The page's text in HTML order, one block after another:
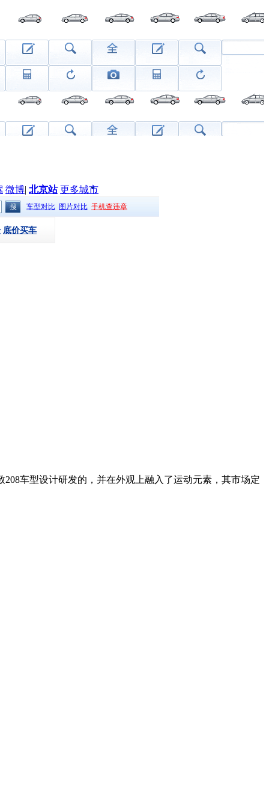
微博| 北京站 更多城市
车型对比 图片对比 手机查违章
底价买车
车型设计研发的，并在外观上融入了运动元素，其市场定